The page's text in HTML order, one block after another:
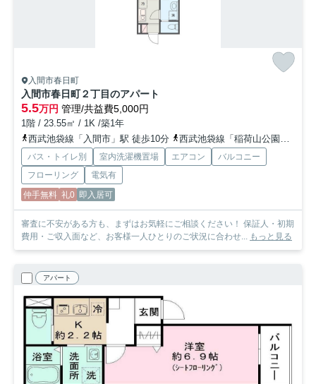
入間市春日町
入間市春日町２丁目のアパート
5.5万円 管理/共益費5,000円
1階 / 23.55㎡ / 1K /築1年
西武池袋線「入間市」駅 徒歩10分
西武池袋線「稲荷山公園」駅 徒歩19分
バス・トイレ別 室内洗濯機置場 エアコン
バルコニー
フローリング
電気有
仲手無料 礼0 即入居可
審査に不安がある方も、まずはお気軽にご相談ください！ 保証人・初期
費用・ご収入面など、お客様一人ひとりのご状況に合わせ... もっと見る
アパート